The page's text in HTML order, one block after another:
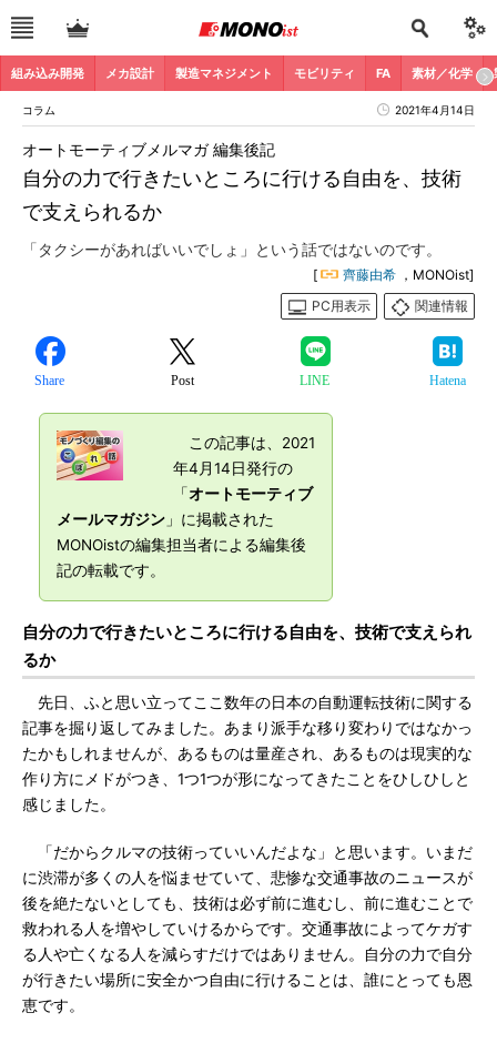
組み込み開発 メカ設計 製造マネジメント モビリティ FA 素材／化学
コラム 2021年4月14日
自分の力で行きたいところに行ける自由を、技術
で支えられるか
オートモーティブメルマガ 編集後記
「タクシーがあればいいでしょ」という話ではないのです。
[ 齊藤由希 ，MONOist]
PC用表示
関連情報
Share Post LINE Hatena
この記事は、2021
年4月14日発行の
「オートモーティブ
メールマガジン 」に掲載された
MONOistの編集担当者による編集後
記の転載です。
自分の力で行きたいところに行ける自由を、技術で支えられ
るか
先日、ふと思い立ってここ数年の日本の自動運転技術に関する
記事を掘り返してみました。あまり派手な移り変わりではなかっ
たかもしれませんが、あるものは量産され、あるものは現実的な
作り方にメドがつき、1つ1つが形になってきたことをひしひしと
感じました。
「だからクルマの技術っていいんだよな」と思います。いまだ
に渋滞が多くの人を悩ませていて、悲惨な交通事故のニュースが
後を絶たないとしても、技術は必ず前に進むし、前に進むことで
救われる人を増やしていけるからです。交通事故によってケガす
る人や亡くなる人を減らすだけではありません。自分の力で自分
が行きたい場所に安全かつ自由に行けることは、誰にとっても恩
恵です。